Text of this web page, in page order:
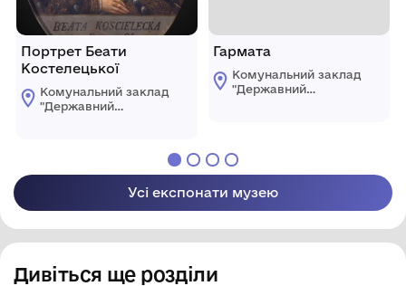
Портрет Беати
Костелецької
Комунальний заклад
"Державний
Гармата
Комунальний заклад
"Державний
Усі експонати музею
Дивіться ще розділи